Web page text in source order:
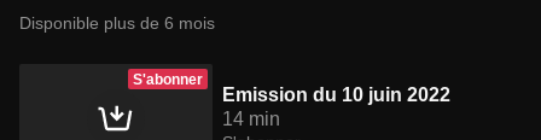
Disponible plus de 6 mois
S'abonner
Emission du 10 juin 2022
14 min